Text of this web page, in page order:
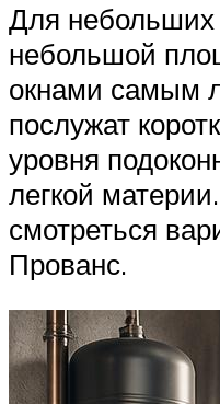
Для
небольшой
окнами самым
послужат
уровня
легкой
смотреться
Прованс.